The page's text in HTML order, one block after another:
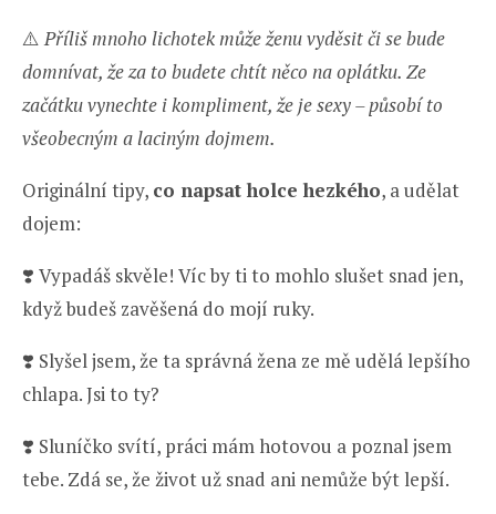
⚠️Příliš mnoho lichotek může ženu vyděsit či se bude
domnívat, že za to budete chtít něco na oplátku. Ze
začátku vynechte i kompliment, že je sexy – působí to
všeobecným a laciným dojmem.
Originální tipy, co napsat holce hezkého, a udělat
dojem:
❣️ Vypadáš skvěle! Víc by ti to mohlo slušet snad jen,
když budeš zavěšená do mojí ruky.
❣️ Slyšel jsem, že ta správná žena ze mě udělá lepšího
chlapa. Jsi to ty?
❣️ Sluníčko svítí, práci mám hotovou a poznal jsem
tebe. Zdá se, že život už snad ani nemůže být lepší.